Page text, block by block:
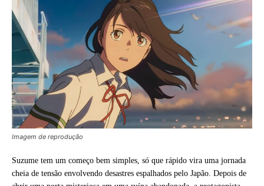
Imagem de reprodução
Suzume tem um começo bem simples, só que rápido vira uma jornada
cheia de tensão envolvendo desastres espalhados pelo Japão. Depois de